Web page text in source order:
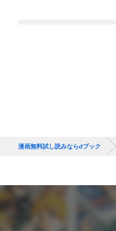
漫画無料試し読みならdブック